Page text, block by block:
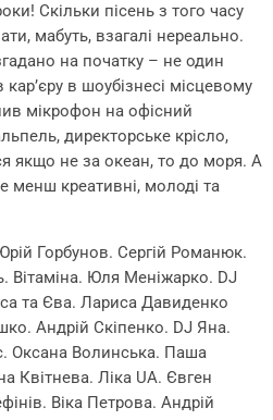
Скільки пісень з того часу
мабуть, взагалі нереально.
на початку – не один
в шоубізнесі місцевому
мікрофон на офісний
директорське крісло,
якщо не за океан, то до моря. А
менш креативні, молоді та
Горбунов. Сергій Романюк.
Юля Меніжарко. DJ
та Єва. Лариса Давиденко
Андрій Скіпенко. DJ Яна.
Оксана Волинська. Паша
Квітнева. Ліка UA. Євген
Віка Петрова. Андрій